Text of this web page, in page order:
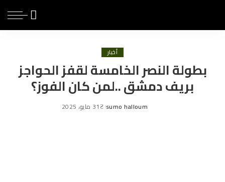
أخبار
بطولة النصر الخامسة لقفز الحواجز
بريف دمشق ..لمن كان الفوز؟
Posted
sumo halloum 31 مايو، 2025